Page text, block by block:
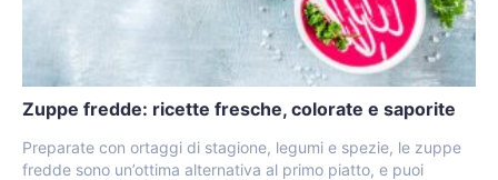
Zuppe fredde: ricette fresche, colorate e saporite
Preparate con ortaggi di stagione, legumi e spezie, le zuppe
fredde sono un’ottima alternativa al primo piatto, e puoi